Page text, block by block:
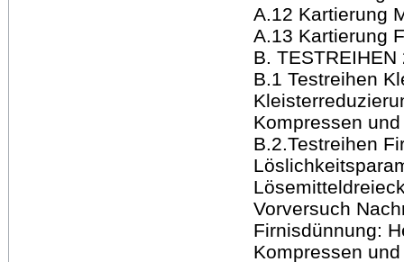
A.12 Kartierung
A.13 Kartierung
B. TESTREIHEN
B.1 Testreihen
Kompressen
B.2.Testreihen
Vorversuch
Firnisdünnung:
Kompressen